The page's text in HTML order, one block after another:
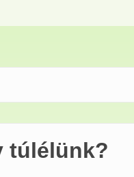
túlélünk?